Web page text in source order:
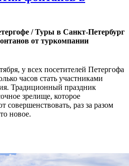
/ Туры в Санкт-Петербург
от туркомпании
у всех посетителей Петергофа
часов стать участниками
Традиционный праздник
зрелище, которое
совершенствовать, раз за разом
новое.